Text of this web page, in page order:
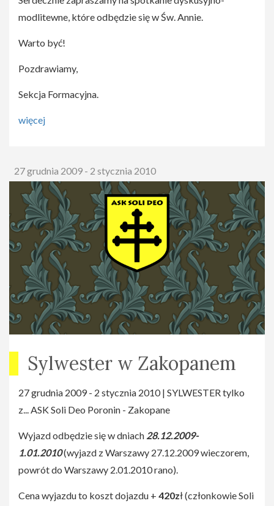
modlitewne, które odbędzie się w Św. Annie.
Warto być!
Pozdrawiamy,
Sekcja Formacyjna.
więcej
27 grudnia 2009 - 2 stycznia 2010
Sylwester w Zakopanem
27 grudnia 2009 - 2 stycznia 2010 | SYLWESTER tylko
z... ASK Soli Deo Poronin - Zakopane
Wyjazd odbędzie się w dniach 28.12.2009-
1.01.2010(wyjazd z Warszawy 27.12.2009 wieczorem,
powrót do Warszawy 2.01.2010 rano).
Cena wyjazdu to koszt dojazdu + 420zł (członkowie Soli